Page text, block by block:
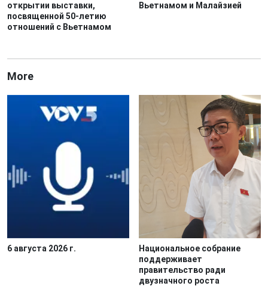
открытии выставки,
посвященной 50-летию
отношений с Вьетнамом
Вьетнамом и Малайзией
More
6 августа 2026 г.
Национальное собрание
поддерживает
правительство ради
двузначного роста